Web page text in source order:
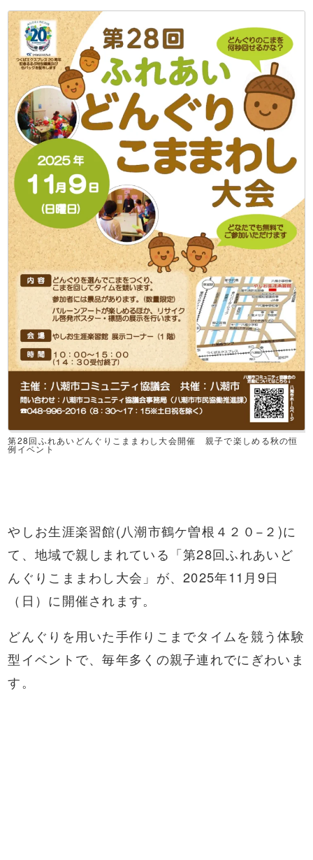
第28回ふれあいどんぐりこままわし大会開催 親子で楽しめる秋の恒
例イベント
やしお生涯楽習館(八潮市鶴ケ曽根４２０−２)に
て、地域で親しまれている「第28回ふれあいど
んぐりこままわし大会」が、2025年11月9日
（日）に開催されます。
どんぐりを用いた手作りこまでタイムを競う体験
型イベントで、毎年多くの親子連れでにぎわいま
す。